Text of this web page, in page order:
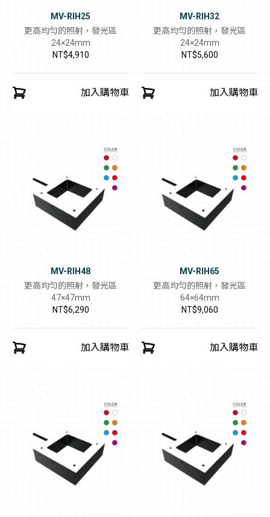
MV-RIH25
更高均勻的照射，發光區
24×24mm
NT$4,910
加入購物車
MV-RIH32
更高均勻的照射，發光區
24×24mm
NT$5,600
加入購物車
MV-RIH48
更高均勻的照射，發光區
47×47mm
NT$6,290
加入購物車
MV-RIH65
更高均勻的照射，發光區
64×64mm
NT$9,060
加入購物車